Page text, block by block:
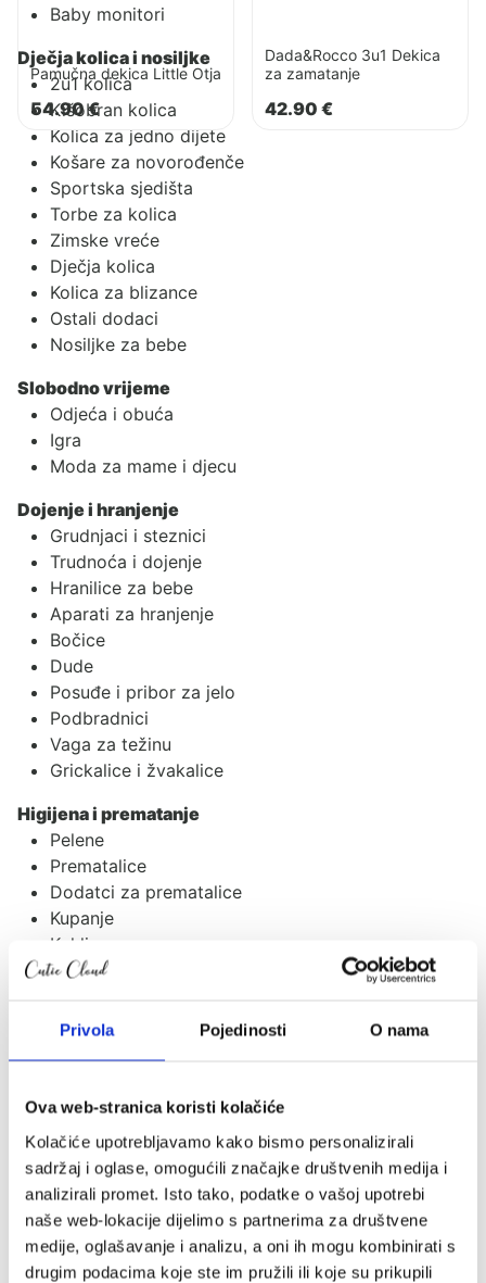
Privola Pojedinosti O nama
Ova web-stranica koristi kolačiće
Kolačiće upotrebljavamo kako bismo personalizirali
sadržaj i oglase, omogućili značajke društvenih medija i
analizirali promet. Isto tako, podatke o vašoj upotrebi
naše web-lokacije dijelimo s partnerima za društvene
medije, oglašavanje i analizu, a oni ih mogu kombinirati s
drugim podacima koje ste im pružili ili koje su prikupili
Pamučna dekica Little Otja
54.90€
Dada&Rocco 3u1 Dekica
za zamatanje
42.90 €
Baby monitori
Dječja kolica i nosiljke
2u1 kolica
Kišobran kolica
Kolica za jedno dijete
Košare za novorođenče
Sportska sjedišta
Torbe za kolica
Zimske vreće
Dječja kolica
Kolica za blizance
Ostali dodaci
Nosiljke za bebe
Slobodno vrijeme
Odjeća i obuća
Igra
Moda za mame i djecu
Dojenje i hranjenje
Grudnjaci i steznici
Trudnoća i dojenje
Hranilice za bebe
Aparati za hranjenje
Bočice
Dude
Posuđe i pribor za jelo
Podbradnici
Vaga za težinu
Grickalice i žvakalice
Higijena i prematanje
Pelene
Prematalice
Dodatci za prematalice
Kupanje
Kahlice
Pomoćna stepenica
Naši krevetići
Poklon paketi za mame i bebe
Pokloni za bebe
Pokloni za djecu
Pokloni za mame
Brendovi